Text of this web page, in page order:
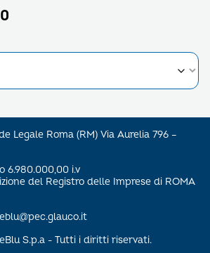
Legale Roma (RM) Via Aurelia 796 –
6.980.000,00 i.v
del Registro delle Imprese di ROMA
S.p.a - Tutti i diritti riservati.